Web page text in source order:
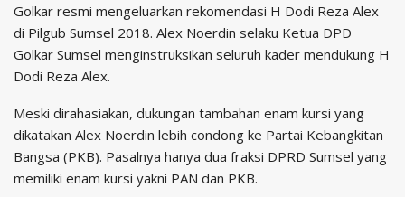
Golkar resmi mengeluarkan rekomendasi H Dodi Reza Alex
di Pilgub Sumsel 2018. Alex Noerdin selaku Ketua DPD
Golkar Sumsel menginstruksikan seluruh kader mendukung H
Dodi Reza Alex.
Meski dirahasiakan, dukungan tambahan enam kursi yang
dikatakan Alex Noerdin lebih condong ke Partai Kebangkitan
Bangsa (PKB). Pasalnya hanya dua fraksi DPRD Sumsel yang
memiliki enam kursi yakni PAN dan PKB.